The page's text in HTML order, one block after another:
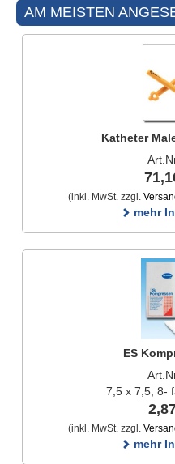
AM MEISTEN
Katheter
(inkl. MwSt. zzgl.
mehr
ES
7,5 x 7,5, 8-
(inkl. MwSt. zzgl.
mehr